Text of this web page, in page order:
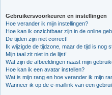
Gebruikersvoorkeuren en instellingen
Hoe verander ik mijn instellingen?
Hoe kan ik onzichtbaar zijn in de online
De tijden zijn niet correct!
Ik wijzigde de tijdzone, maar de tijd is nog
Mijn taal zit niet in de lijst!
Wat zijn de afbeeldingen naast mijn
Hoe kan ik een avatar instellen?
Wat is mijn rang en hoe verander ik mijn
Wanneer ik op de e-maillink van een